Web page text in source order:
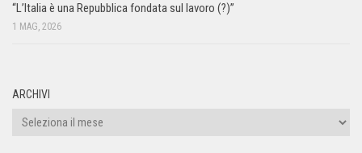
“L’Italia è una Repubblica fondata sul lavoro (?)”
1 MAG, 2026
ARCHIVI